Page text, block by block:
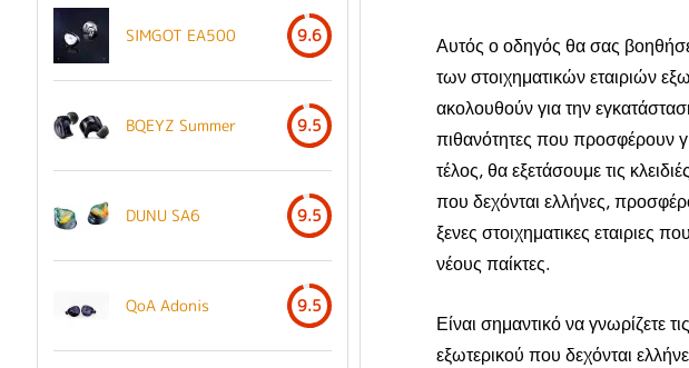
Αυτός ο οδηγός θα σας
των στοιχηματικών εταιριών
ακολουθούν για την
πιθανότητες που προσφέρουν
τέλος, θα εξετάσουμε τις
που δεχόνται ελλήνες,
ξενες στοιχηματικες εταιριες
νέους παίκτες.
Είναι σημαντικό να γνωρίζετε
εξωτερικού που δεχόνται
SIMGOT EA500 9.6
BQEYZ Summer 9.5
DUNU SA6 9.5
QoA Adonis 9.5